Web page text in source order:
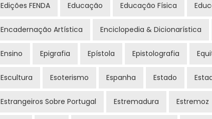
Edições FENDA Educação Educação Física
Encadernação Artística Enciclopedia & Dicionarística
Ensino Epigrafia Epístola Epistolografia
Escultura Esoterismo Espanha Estado
Estrangeiros Sobre Portugal Estremadura Estremoz